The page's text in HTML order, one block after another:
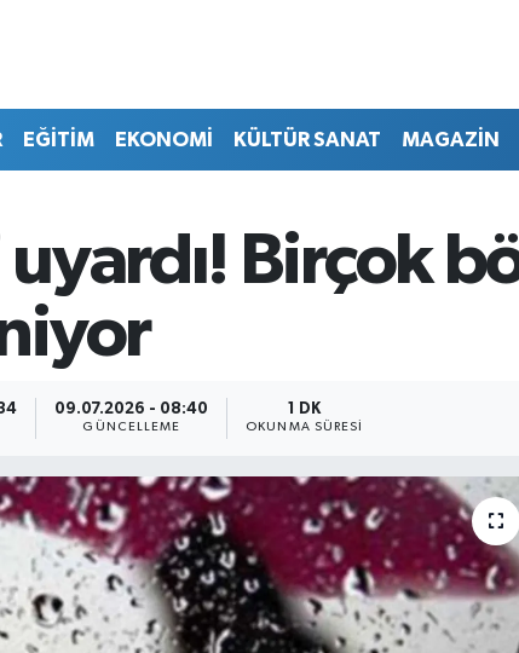
EĞİTİM EKONOMİ KÜLTÜR SANAT MAGAZİN
Birçok
09.07.2026 - 08:40
GÜNCELLEME
1 DK
OKUNMA SÜRESI